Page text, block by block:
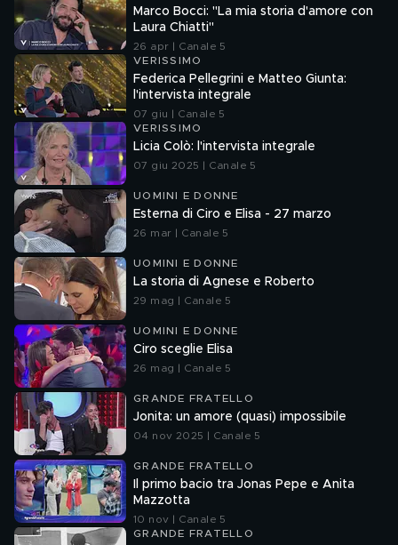
Marco Bocci: "La mia storia d'amore con
Laura Chiatti"
26 apr | Canale 5
VERISSIMO
Federica Pellegrini e Matteo Giunta:
l'intervista integrale
07 giu | Canale 5
VERISSIMO
Licia Colò: l'intervista integrale
07 giu 2025 | Canale 5
UOMINI E DONNE
Esterna di Ciro e Elisa - 27 marzo
26 mar | Canale 5
UOMINI E DONNE
La storia di Agnese e Roberto
29 mag | Canale 5
UOMINI E DONNE
Ciro sceglie Elisa
26 mag | Canale 5
GRANDE FRATELLO
Jonita: un amore (quasi) impossibile
04 nov 2025 | Canale 5
GRANDE FRATELLO
Il primo bacio tra Jonas Pepe e Anita
Mazzotta
10 nov | Canale 5
GRANDE FRATELLO